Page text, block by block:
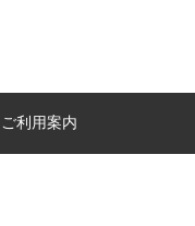
ご利用案内